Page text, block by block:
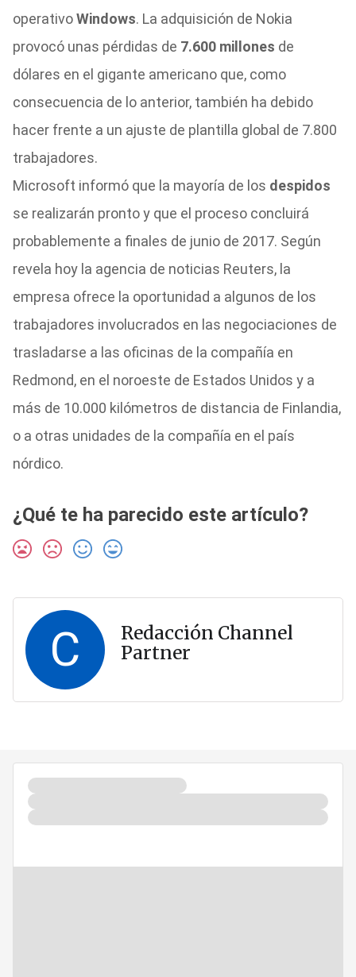
operativoWindows. La adquisición de Nokia
provocó unas pérdidas de 7.600 millones de
dólares en el gigante americano que, como
consecuencia de lo anterior, también ha debido
hacer frente a un ajuste de plantilla global de 7.800
trabajadores.
Microsoft informó que la mayoría de los despidos
se realizarán pronto y que el proceso concluirá
probablemente a finales de junio de 2017. Según
revela hoy la agencia de noticias Reuters, la
empresa ofrece la oportunidad a algunos de los
trabajadores involucrados en las negociaciones de
trasladarse a las oficinas de la compañía en
Redmond, en el noroeste de Estados Unidos y a
más de 10.000 kilómetros de distancia de Finlandia,
o a otras unidades de la compañía en el país
nórdico.
¿Qué te ha parecido este artículo?
C
Redacción Channel
Partner